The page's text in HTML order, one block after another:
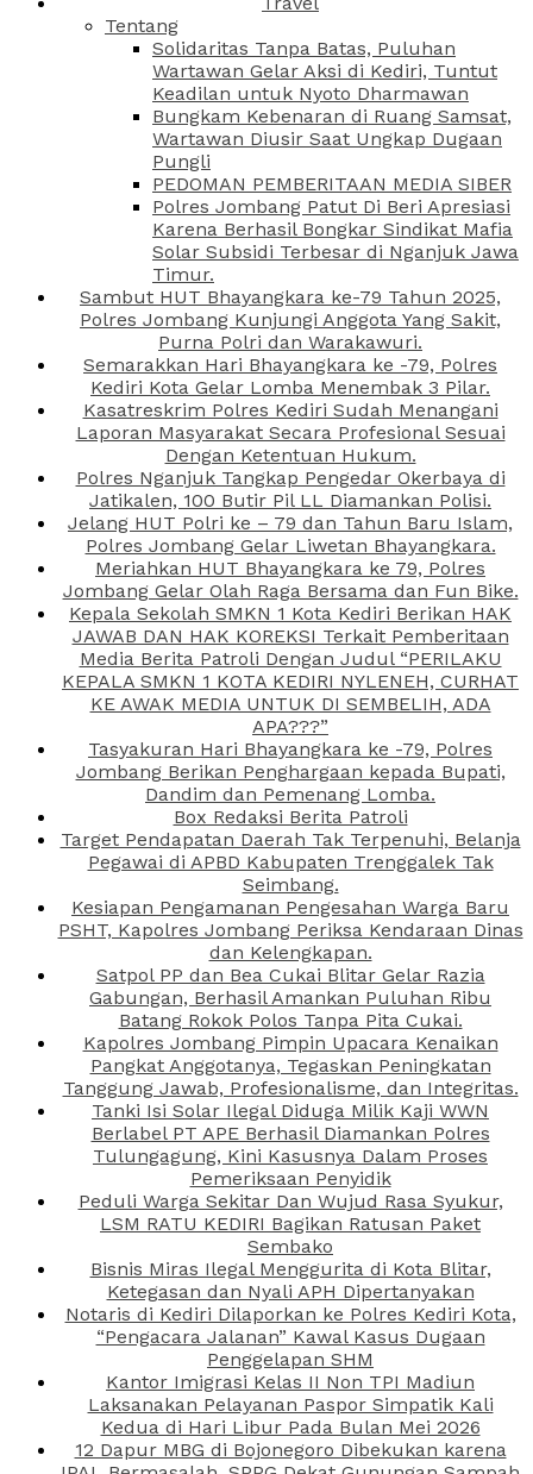
Tentang
Solidaritas Tanpa Batas, Puluhan
Wartawan Gelar Aksi di Kediri, Tuntut
Keadilan untuk Nyoto Dharmawan
Bungkam Kebenaran di Ruang Samsat,
Wartawan Diusir Saat Ungkap Dugaan
Pungli
PEDOMAN PEMBERITAAN MEDIA SIBER
Polres Jombang Patut Di Beri Apresiasi
Karena Berhasil Bongkar Sindikat Mafia
Solar Subsidi Terbesar di Nganjuk Jawa
Timur.
Sambut HUT Bhayangkara ke-79 Tahun 2025,
Polres Jombang Kunjungi Anggota Yang Sakit,
Purna Polri dan Warakawuri.
Semarakkan Hari Bhayangkara ke -79, Polres
Kediri Kota Gelar Lomba Menembak 3 Pilar.
Kasatreskrim Polres Kediri Sudah Menangani
Laporan Masyarakat Secara Profesional Sesuai
Dengan Ketentuan Hukum.
Polres Nganjuk Tangkap Pengedar Okerbaya di
Jatikalen, 100 Butir Pil LL Diamankan Polisi.
Jelang HUT Polri ke – 79 dan Tahun Baru Islam,
Polres Jombang Gelar Liwetan Bhayangkara.
Meriahkan HUT Bhayangkara ke 79, Polres
Jombang Gelar Olah Raga Bersama dan Fun Bike.
Kepala Sekolah SMKN 1 Kota Kediri Berikan HAK
JAWAB DAN HAK KOREKSI Terkait Pemberitaan
Media Berita Patroli Dengan Judul “PERILAKU
KEPALA SMKN 1 KOTA KEDIRI NYLENEH, CURHAT
KE AWAK MEDIA UNTUK DI SEMBELIH, ADA
APA???”
Tasyakuran Hari Bhayangkara ke -79, Polres
Jombang Berikan Penghargaan kepada Bupati,
Dandim dan Pemenang Lomba.
Box Redaksi Berita Patroli
Target Pendapatan Daerah Tak Terpenuhi, Belanja
Pegawai di APBD Kabupaten Trenggalek Tak
Seimbang.
Kesiapan Pengamanan Pengesahan Warga Baru
PSHT, Kapolres Jombang Periksa Kendaraan Dinas
dan Kelengkapan.
Satpol PP dan Bea Cukai Blitar Gelar Razia
Gabungan, Berhasil Amankan Puluhan Ribu
Batang Rokok Polos Tanpa Pita Cukai.
Kapolres Jombang Pimpin Upacara Kenaikan
Pangkat Anggotanya, Tegaskan Peningkatan
Tanggung Jawab, Profesionalisme, dan Integritas.
Tanki Isi Solar Ilegal Diduga Milik Kaji WWN
Berlabel PT APE Berhasil Diamankan Polres
Tulungagung, Kini Kasusnya Dalam Proses
Pemeriksaan Penyidik
Peduli Warga Sekitar Dan Wujud Rasa Syukur,
LSM RATU KEDIRI Bagikan Ratusan Paket
Sembako
Bisnis Miras Ilegal Menggurita di Kota Blitar,
Ketegasan dan Nyali APH Dipertanyakan
Notaris di Kediri Dilaporkan ke Polres Kediri Kota,
“Pengacara Jalanan” Kawal Kasus Dugaan
Penggelapan SHM
Kantor Imigrasi Kelas II Non TPI Madiun
Laksanakan Pelayanan Paspor Simpatik Kali
Kedua di Hari Libur Pada Bulan Mei 2026
12 Dapur MBG di Bojonegoro Dibekukan karena